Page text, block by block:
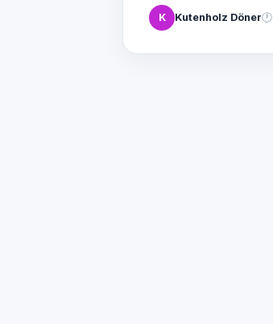
K Kutenholz Döner🕐